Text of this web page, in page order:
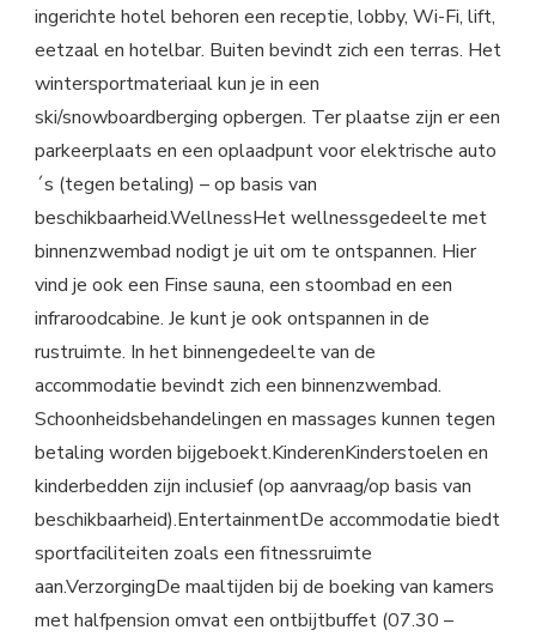
ingerichte hotel behoren een receptie, lobby, Wi-Fi, lift,
eetzaal en hotelbar. Buiten bevindt zich een terras. Het
wintersportmateriaal kun je in een
ski/snowboardberging opbergen. Ter plaatse zijn er een
parkeerplaats en een oplaadpunt voor elektrische auto
´s (tegen betaling) – op basis van
beschikbaarheid.WellnessHet wellnessgedeelte met
binnenzwembad nodigt je uit om te ontspannen. Hier
vind je ook een Finse sauna, een stoombad en een
infraroodcabine. Je kunt je ook ontspannen in de
rustruimte. In het binnengedeelte van de
accommodatie bevindt zich een binnenzwembad.
Schoonheidsbehandelingen en massages kunnen tegen
betaling worden bijgeboekt.KinderenKinderstoelen en
kinderbedden zijn inclusief (op aanvraag/op basis van
beschikbaarheid).EntertainmentDe accommodatie biedt
sportfaciliteiten zoals een fitnessruimte
aan.VerzorgingDe maaltijden bij de boeking van kamers
met halfpension omvat een ontbijtbuffet (07.30 –